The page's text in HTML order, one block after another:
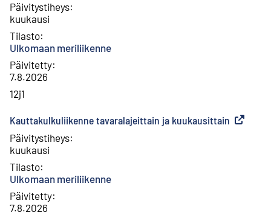
Päivitystiheys:
kuukausi
Tilasto:
Ulkomaan meriliikenne
Päivitetty:
7.8.2026
12j1
Kauttakulkuliikenne tavaralajeittain ja kuukausittain
Päivitystiheys:
kuukausi
Tilasto:
Ulkomaan meriliikenne
Päivitetty:
7.8.2026